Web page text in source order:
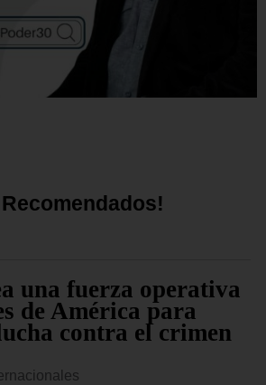
Recomend ad os!
una fuerza operativa
de América para
contra el crimen